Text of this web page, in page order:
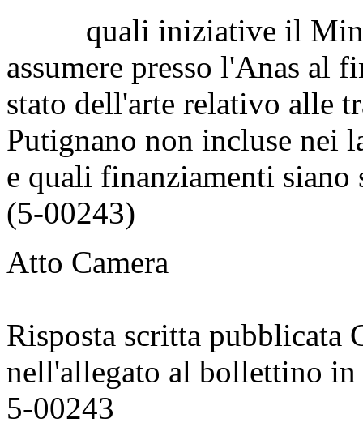
quali iniziative il
assumere presso l'Anas al
stato dell'arte relativo alle
Putignano non incluse nei
e quali finanziamenti siano
(5-00243)
Atto Camera
Risposta scritta
nell'allegato al bollettino
5-00243